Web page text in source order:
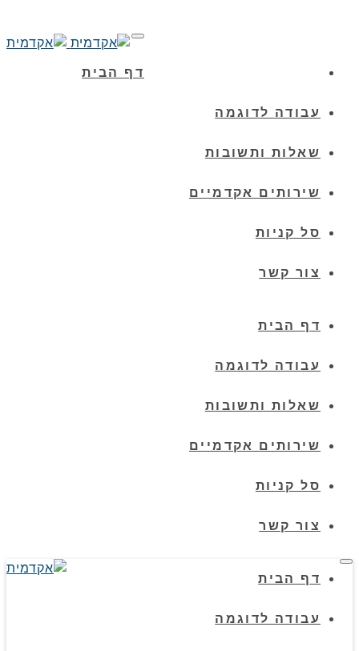
תפריט
דף הבית
עבודה לדוגמה
שאלות ותשובות
שירותים אקדמיים
סל קניות
צור קשר
דף הבית
עבודה לדוגמה
שאלות ותשובות
שירותים אקדמיים
סל קניות
צור קשר
תפריט
דף הבית
עבודה לדוגמה